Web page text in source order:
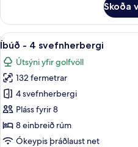
-
svefnherbergi
Skoða
Skoða
allar
myndir
fyrir
Íbúð
-
4
svefnherbergi
11
Íbúð - 4 svefnherbergi
Útsýni yfir golfvöll
132 fermetrar
4 svefnherbergi
Pláss fyrir 8
8 einbreið rúm
Ókeypis þráðlaust net